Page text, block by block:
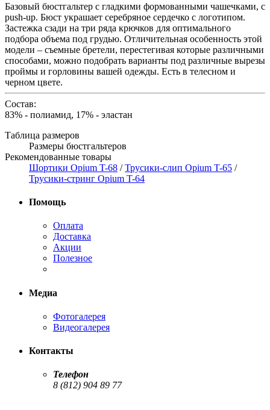
Базовый бюстгальтер с гладкими формованными чашечками, с
push-up. Бюст украшает серебряное сердечко с логотипом.
Застежка сзади на три ряда крючков для оптимального
подбора объема под грудью. Отличительная особенность этой
модели – съемные бретели, перестегивая которые различными
способами, можно подобрать варианты под различные вырезы
проймы и горловины вашей одежды. Есть в телесном и
черном цвете.
Состав:
83% - полиамид, 17% - эластан
Таблица размеров
Размеры бюстгальтеров
Рекомендованные товары
Шортики Opium T-68 /Трусики-слип Opium T-65 /
Трусики-стринг Opium T-64
Помощь
Оплата
Доставка
Акции
Полезное
Медиа
Фотогалерея
Видеогалерея
Контакты
Телефон
8 (812) 904 89 77